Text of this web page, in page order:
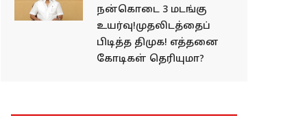
நன்கொடை 3 மடங்கு
உயர்வு!முதலிடத்தைப்
பிடித்த திமுக! எத்தனை
கோடிகள் தெரியுமா?